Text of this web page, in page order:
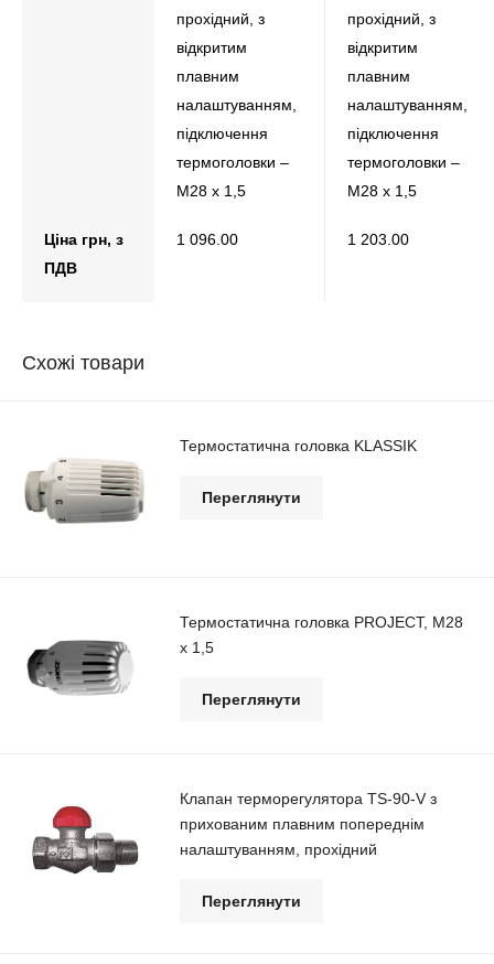
прохідний, з
відкритим
плавним
налаштуванням,
підключення
термоголовки –
М28 х 1,5
прохідний, з
відкритим
плавним
налаштуванням,
підключення
термоголовки –
М28 х 1,5
Ціна грн, з
ПДВ
1 096.00 1 203.00
Схожі товари
Термостатична головка KLASSIK
Переглянути
Термостатична головка PROJECT, М28
х 1,5
Переглянути
Клапан терморегулятора TS-90-V з
прихованим плавним попереднім
налаштуванням, прохідний
Переглянути